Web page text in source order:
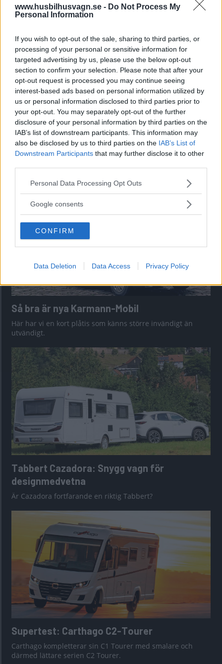
www.husbilhusvagn.se - Do Not Process My
Personal Information
If you wish to opt-out of the sale, sharing to third parties, or
processing of your personal or sensitive information for
targeted advertising by us, please use the below opt-out
section to confirm your selection. Please note that after your
opt-out request is processed you may continue seeing
interest-based ads based on personal information utilized by
us or personal information disclosed to third parties prior to
your opt-out. You may separately opt-out of the further
disclosure of your personal information by third parties on the
IAB’s list of downstream participants. This information may
also be disclosed by us to third parties on the IAB’s List of
Downstream Participants that may further disclose it to other
Please note that this website/app uses one or more Google
not limited to your visit or usage behaviour. You may click to
use your data for below specified purposes in below Google
consent section.
Personal Data Processing Opt Outs
Google consents
CONFIRM
Data Deletion Data Access Privacy Policy
Euramobil Integra 840 EB
HUSBILAR 25 januari 2008 Visst var det någon som sa: ”En gång
helintegrerat, alltid helintegrerat.” Förra året visade
Euramobil sin prototyp på den helintegrerade Integra och
nu är det dags för fyra nya helintegrerade modeller.
Gasa (3)
Så bra är nya Karmann-Mobil
Här har vi en kort plåtis som känns större invändigt än
utvändigt.
Tabbert Cazadora: Snygg vagn för
designmedvetna
Är Cazadora fortfarande en riktig Tabbert?
Supertest: Carthago C2-Tourer
Carthago kompletterar sin C1 Tourer med smalare och
därmed lättare serien C2 Tourer.